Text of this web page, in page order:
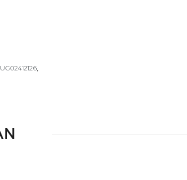
UG02412126,